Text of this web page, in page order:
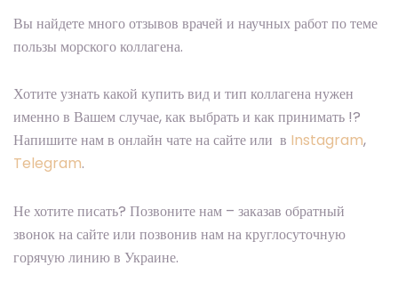
Вы найдете много отзывов врачей и научных работ по теме
пользы морского коллагена.
Хотите узнать какой купить вид и тип коллагена нужен
именно в Вашем случае, как выбрать и как принимать !?
Напишите нам в онлайн чате на сайте или в Instagram,
Telegram.
Не хотите писать? Позвоните нам – заказав обратный
звонок на сайте или позвонив нам на круглосуточную
горячую линию в Украине.